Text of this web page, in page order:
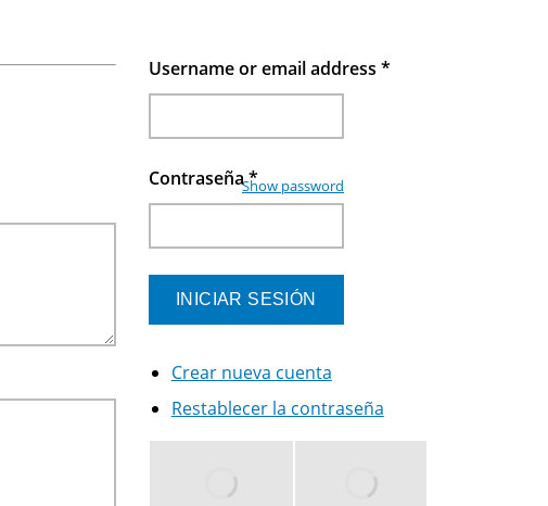
Username or email address *
Contraseña*
Show password
Crear nueva cuenta
Restablecer la contraseña